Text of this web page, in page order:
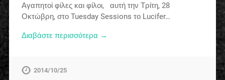
Αγαπητοί φίλες και φίλοι, αυτή την Τρίτη, 28
Οκτώβρη, στο Tuesday Sessions το Lucifer…
Διαβάστε περισσότερα →
2014/10/25